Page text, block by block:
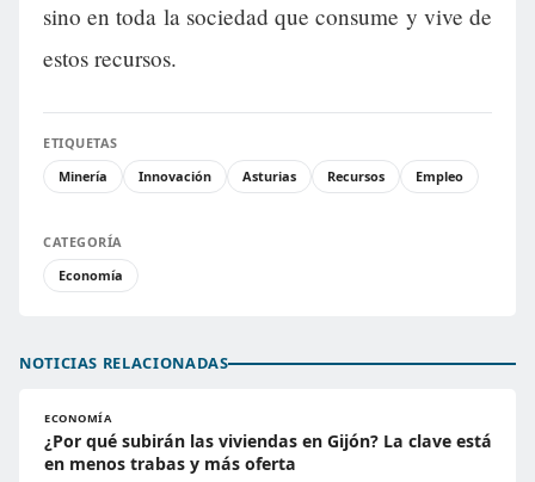
sino en toda la sociedad que consume y vive de
estos recursos.
ETIQUETAS
Minería
Innovación Asturias Recursos Empleo
CATEGORÍA
Economía
NOTICIAS RELACIONADAS
ECONOMÍA
¿Por qué subirán las viviendas en Gijón? La clave está
en menos trabas y más oferta